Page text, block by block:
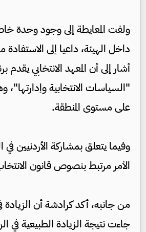
ولفت المعايطة إلى وجود وحدة
داخل الهيئة، داعيا إلى
أشار إلى أن المعهد الانتخابي يقدم
"السياسات الانتخابية
على مستوى المنطقة.
وفيما يتعلق بمشاركة الأردنيين
الأمر مرتبط بنصوص قانون
من جانبه، أكد كرادشة أن الزيادة
جاءت نتيجة الزيادة الطبيعية في